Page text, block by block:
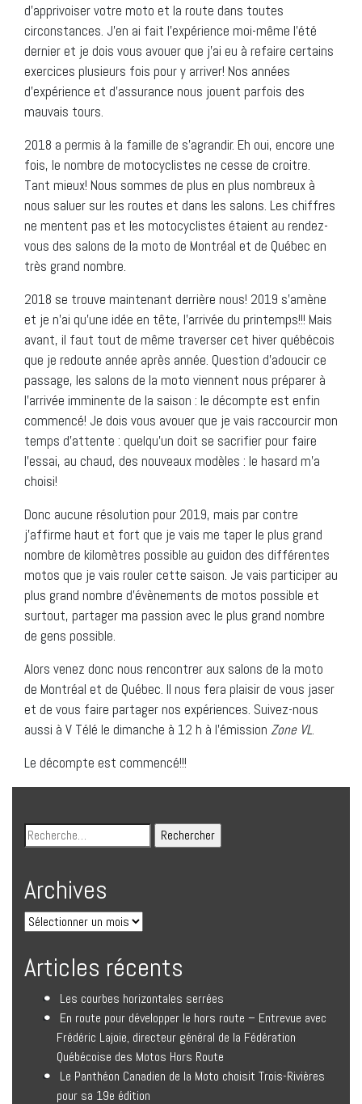
d’apprivoiser votre moto et la route dans toutes
circonstances. J’en ai fait l’expérience moi-même l’été
dernier et je dois vous avouer que j’ai eu à refaire certains
exercices plusieurs fois pour y arriver! Nos années
d’expérience et d’assurance nous jouent parfois des
mauvais tours.
2018 a permis à la famille de s’agrandir. Eh oui, encore une
fois, le nombre de motocyclistes ne cesse de croitre.
Tant mieux! Nous sommes de plus en plus nombreux à
nous saluer sur les routes et dans les salons. Les chiffres
ne mentent pas et les motocyclistes étaient au rendez-
vous des salons de la moto de Montréal et de Québec en
très grand nombre.
2018 se trouve maintenant derrière nous! 2019 s’amène
et je n’ai qu’une idée en tête, l’arrivée du printemps!!! Mais
avant, il faut tout de même traverser cet hiver québécois
que je redoute année après année. Question d’adoucir ce
passage, les salons de la moto viennent nous préparer à
l’arrivée imminente de la saison : le décompte est enfin
commencé! Je dois vous avouer que je vais raccourcir mon
temps d’attente : quelqu’un doit se sacrifier pour faire
l’essai, au chaud, des nouveaux modèles : le hasard m’a
choisi!
Donc aucune résolution pour 2019, mais par contre
j’affirme haut et fort que je vais me taper le plus grand
nombre de kilomètres possible au guidon des différentes
motos que je vais rouler cette saison. Je vais participer au
plus grand nombre d’évènements de motos possible et
surtout, partager ma passion avec le plus grand nombre
de gens possible.
Alors venez donc nous rencontrer aux salons de la moto
de Montréal et de Québec. Il nous fera plaisir de vous jaser
et de vous faire partager nos expériences. Suivez-nous
aussi à V Télé le dimanche à 12 h à l’émission Zone VL.
Le décompte est commencé!!!
Archives
Articles récents
Les courbes horizontales serrées
En route pour développer le hors route – Entrevue avec
Frédéric Lajoie, directeur général de la Fédération
Québécoise des Motos Hors Route
Le Panthéon Canadien de la Moto choisit Trois-Rivières
pour sa 19e édition